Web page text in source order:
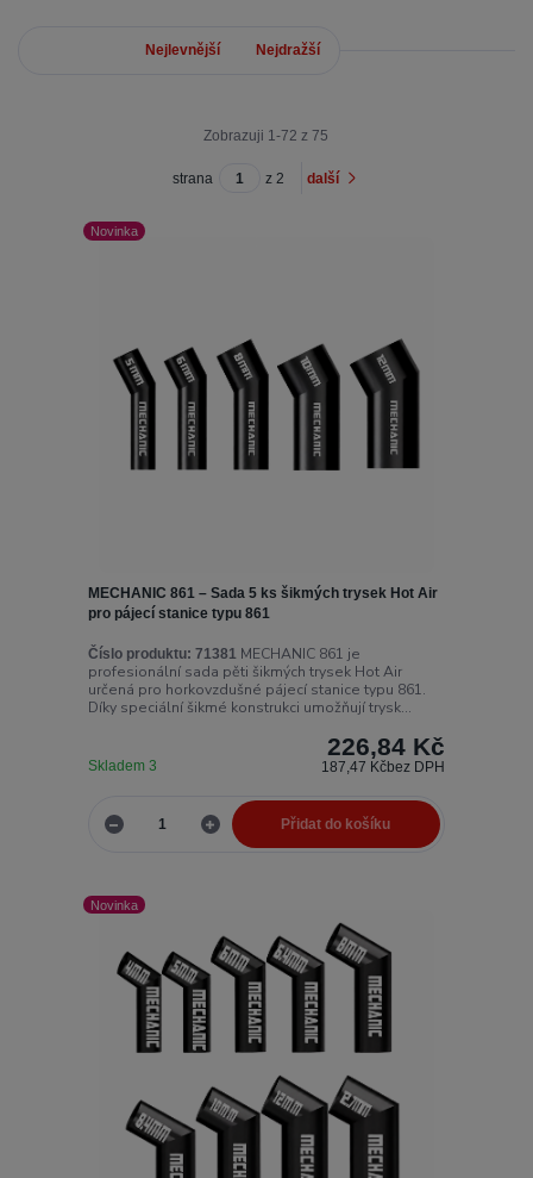
Nejlevnější Nejdražší
Zobrazuji 1-72 z 75
strana z 2 další
Novinka
MECHANIC 861 – Sada 5 ks šikmých trysek Hot Air
pro pájecí stanice typu 861
Číslo produktu: 71381MECHANIC 861 je
profesionální sada pěti šikmých trysek Hot Air
určená pro horkovzdušné pájecí stanice typu 861.
Díky speciální šikmé konstrukci umožňují trysk...
226,84 Kč
187,47 Kčbez DPH
Skladem 3
Přidat do košíku
Novinka